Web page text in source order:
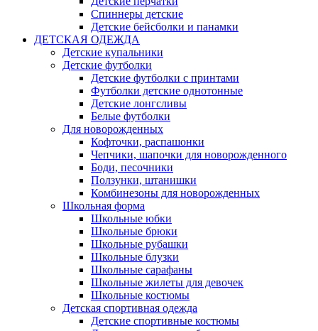
Спиннеры детские
Детские бейсболки и панамки
ДЕТСКАЯ ОДЕЖДА
Детские купальники
Детские футболки
Детские футболки с принтами
Футболки детские однотонные
Детские лонгсливы
Белые футболки
Для новорожденных
Кофточки, распашонки
Чепчики, шапочки для новорожденного
Боди, песочники
Ползунки, штанишки
Комбинезоны для новорожденных
Школьная форма
Школьные юбки
Школьные брюки
Школьные рубашки
Школьные блузки
Школьные сарафаны
Школьные жилеты для девочек
Школьные костюмы
Детская спортивная одежда
Детские спортивные костюмы